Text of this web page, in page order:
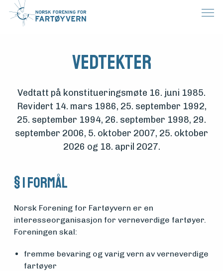
Vedtekter
Vedtatt på konstitueringsmøte 16. juni 1985.
Revidert 14. mars 1986, 25. september 1992,
25. september 1994, 26. september 1998, 29.
september 2006, 5. oktober 2007, 25. oktober
2026 og 18. april 2027.
§ 1 Formål
Norsk Forening for Fartøyvern er en
interesseorganisasjon for verneverdige fartøyer.
Foreningen skal:
fremme bevaring og varig vern av verneverdige
fartøyer